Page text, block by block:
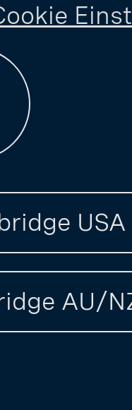
USA
AU/